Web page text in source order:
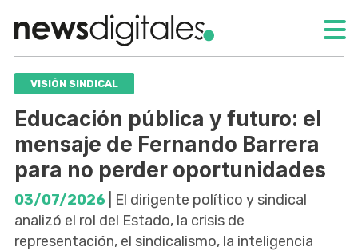
VISIÓN SINDICAL
Educación pública y futuro: el
mensaje de Fernando Barrera
para no perder oportunidades
03/07/2026 | El dirigente político y sindical
analizó el rol del Estado, la crisis de
representación, el sindicalismo, la inteligencia